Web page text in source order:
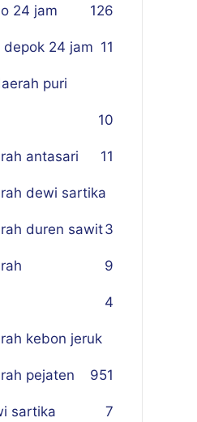
26
24 jam 1
24 jam 11
puri
10
antasari 11
dewi sartika
3
duren sawit
9
4
kebon jeruk
51
pejaten 9
sartika 7